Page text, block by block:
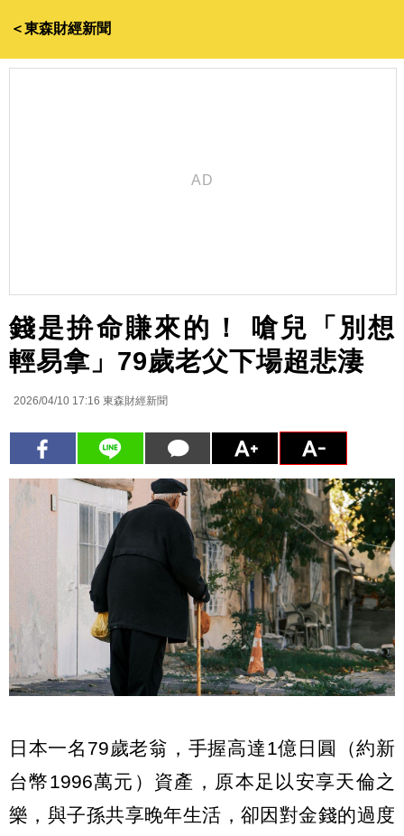
＜東森財經新聞
錢是拚命賺來的！ 嗆兒「別想
輕易拿」79歲老父下場超悲淒
2026/04/10 17:16 東森財經新聞
日本一名79歲老翁，手握高達1億日圓（約新
台幣1996萬元）資產，原本足以安享天倫之
樂，與子孫共享晚年生活，卻因對金錢的過度